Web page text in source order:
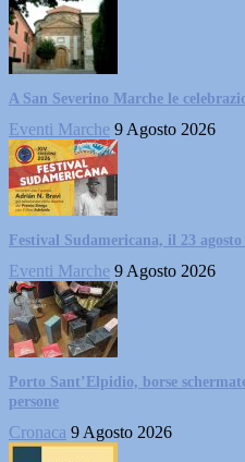
A San Severino Marche le
Eventi Marche 9 Agosto 2026
Festival Sudamericana, il 23
Eventi Marche 9 Agosto 2026
Porto Sant’Elpidio, borse
persone
Cronaca 9 Agosto 2026